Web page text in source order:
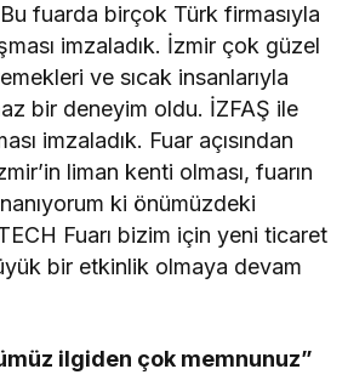
fuarda birçok Türk firmasıyla
imzaladık. İzmir çok güzel
ve sıcak insanlarıyla
bir deneyim oldu. İZFAŞ ile
imzaladık. Fuar açısından
liman kenti olması, fuarın
ki önümüzdeki
Fuarı bizim için yeni ticaret
bir etkinlik olmaya devam
ilgiden çok memnunuz”